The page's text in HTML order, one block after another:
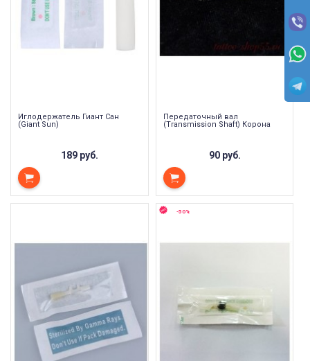
Иглодержатель Гиант Сан
(Giant Sun)
189 руб.
Передаточный вал
(Transmission Shaft) Корона
90 руб.
-50%